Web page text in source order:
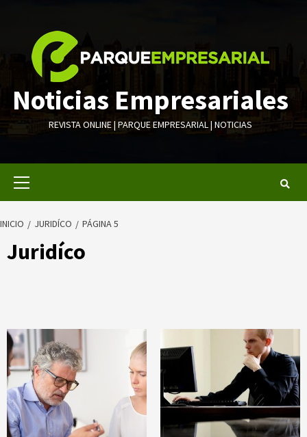
contenido
Noticias Empresariales
REVISTA ONLINE | PARQUE EMPRESARIAL | NOTICIAS
INICIO JURIDÍCO PÁGINA 5
Juridíco